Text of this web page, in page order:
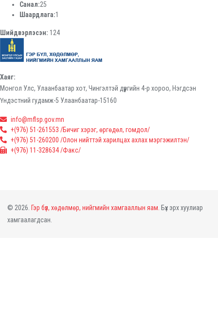
Санал:25
Шаардлага:1
Шийдвэрлэсэн: 124
Хаяг:
Монгол Улс, Улаанбаатар хот, Чингэлтэй дүүргийн 4-р хороо, Нэгдсэн
Үндэстний гудамж-5 Улаанбаатар-15160
info@mflsp.gov.mn
+(976) 51-261553 /Бичиг хэрэг, өргөдөл, гомдол/
+(976) 51-260200 /Олон нийттэй харилцах ахлах мэргэжилтэн/
+(976) 11-328634 /Факс/
© 2026. Гэр бүл, хөдөлмөр, нийгмийн хамгааллын яам. Бүх эрх хуулиар
хамгаалагдсан.